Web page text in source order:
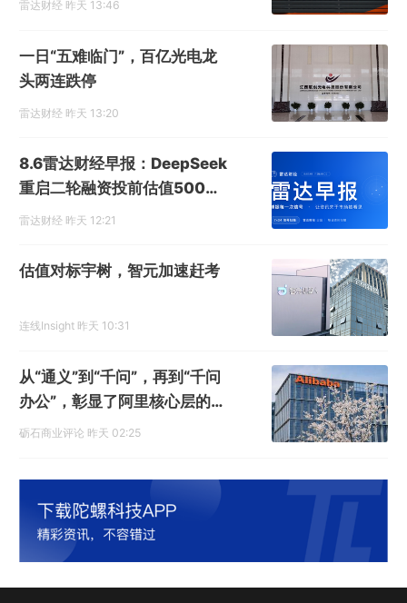
雷达财经 昨天 13:46
一日“五难临门”，百亿光电龙
头两连跌停
雷达财经 昨天 13:20
8.6雷达财经早报：DeepSeek
重启二轮融资投前估值5000
亿
雷达财经 昨天 12:21
估值对标宇树，智元加速赶考
连线Insight 昨天 10:31
从“通义”到“千问”，再到“千问
办公”，彰显了阿里核心层的精
准决策力
砺石商业评论 昨天 02:25